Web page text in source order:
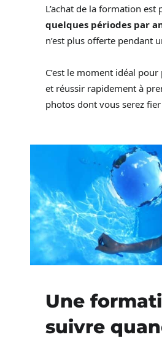
L’achat de la formation est
quelques périodes par
n’est plus offerte pendant
C’est le moment idéal pour
et réussir rapidement à
photos dont vous serez fier
Une
suivre